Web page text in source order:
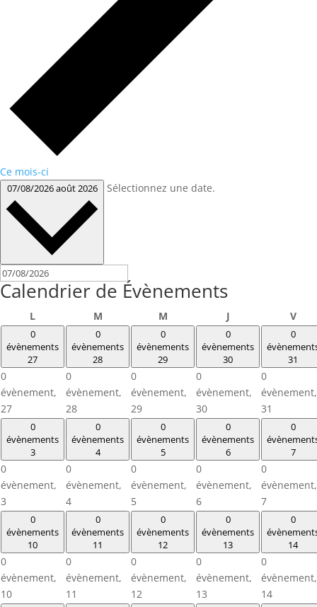
Ce mois-ci
07/08/2026août 2026 Sélectionnez une date.
Calendrier de Évènements
Llundi Mmardi Mmercredi Jjeudi V
0
évènements
27
0
évènement,
27
0
évènements
28
0
évènement,
28
0
évènements
29
0
évènement,
29
0
évènements
30
0
évènement,
30
0
31
0
évènement,
31
0
évènements
3
0
évènement,
3
0
évènements
4
0
évènement,
4
0
évènements
5
0
évènement,
5
0
évènements
6
0
évènement,
6
0
7
0
évènement,
7
0
évènements
10
0
évènement,
10
0
évènements
11
0
évènement,
11
0
évènements
12
0
évènement,
12
0
évènements
13
0
évènement,
13
0
14
0
évènement,
14